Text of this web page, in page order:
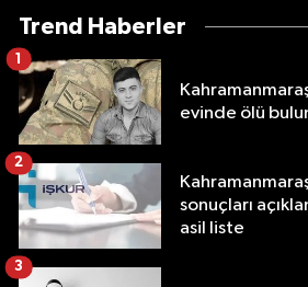
Trend Haberler
evinde ölü
1
sonuçları
asil liste
2
3